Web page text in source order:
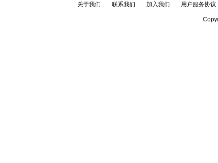
关于我们 联系我们 加入我们 用户服务协议